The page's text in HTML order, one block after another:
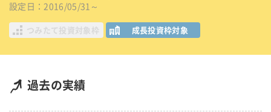
設定日：2016/05/31～
つみたて投資対象枠 成長投資枠対象
過去の実績